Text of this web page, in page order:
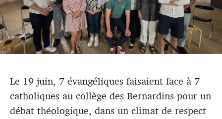
Le 19 juin, 7 évangéliques faisaient face à 7
catholiques au collège des Bernardins pour un
débat théologique, dans un climat de respect